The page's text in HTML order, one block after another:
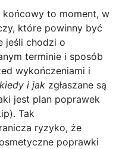
to moment, w
które powinny być
jeśli chodzi o
terminie i sposób
wykończeniami i
kiedy i jak zgłaszane są
jest plan poprawek
Tak
ryzyko, że
poprawki